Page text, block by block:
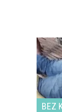
BEZ